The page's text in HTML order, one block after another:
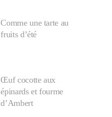
Comme une tarte au
fruits d’été
Œuf cocotte aux
épinards et fourme
d’Ambert